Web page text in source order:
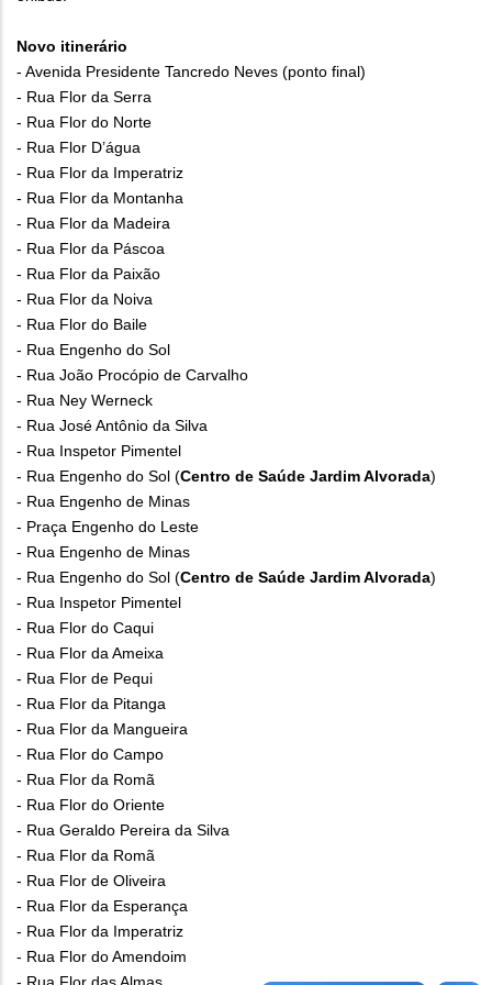
Novo itinerário
- Avenida Presidente Tancredo Neves (ponto final)
- Rua Flor da Serra
- Rua Flor do Norte
- Rua Flor D’água
- Rua Flor da Imperatriz
- Rua Flor da Montanha
- Rua Flor da Madeira
- Rua Flor da Páscoa
- Rua Flor da Paixão
- Rua Flor da Noiva
- Rua Flor do Baile
- Rua Engenho do Sol
- Rua João Procópio de Carvalho
- Rua Ney Werneck
- Rua José Antônio da Silva
- Rua Inspetor Pimentel
- Rua Engenho do Sol (Centro de Saúde Jardim Alvorada)
- Rua Engenho de Minas
- Praça Engenho do Leste
- Rua Engenho de Minas
- Rua Engenho do Sol (Centro de Saúde Jardim Alvorada)
- Rua Inspetor Pimentel
- Rua Flor do Caqui
- Rua Flor da Ameixa
- Rua Flor de Pequi
- Rua Flor da Pitanga
- Rua Flor da Mangueira
- Rua Flor do Campo
- Rua Flor da Romã
- Rua Flor do Oriente
- Rua Geraldo Pereira da Silva
- Rua Flor da Romã
- Rua Flor de Oliveira
- Rua Flor da Esperança
- Rua Flor da Imperatriz
- Rua Flor do Amendoim